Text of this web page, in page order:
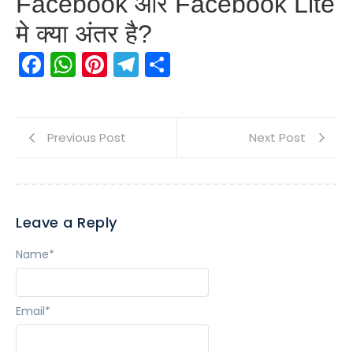
मे क्या अंतर है?
Facebook
WhatsApp
Pinterest
Telegram
Previous Post Next Post
Leave a Reply
Name*
Email*